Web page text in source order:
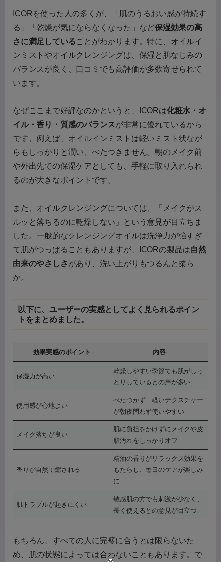
ICORを使った人の多くが、「肌のうるおい感が持続す
る」「乾燥が気にならなくなった」など保湿効果の高
さに満足していることがわかります。特に、オイルイ
ンミストやオイルクレンジングは、保湿と肌なじみの
バランスが良く、口コミでも高評価が多数寄せられて
います。
なぜここまで好評なのかというと、ICORは化粧水・オ
イル・香り・質感のバランスが非常に優れているから
です。例えば、オイルインミストは軽いミスト状なが
らもしっかりと潤い、べたつきません。朝のメイク前
や外出先での保湿ケアとしても、手軽に取り入れられ
るのが大きなポイントです。
また、オイルクレンジングについては、「メイクがス
ルッと落ちるのに乾燥しない」という意見が目立ちま
した。一般的なクレンジングオイルは洗浄力が強すぎ
て肌がつっぱることもありますが、ICORの製品は自然
由来のやさしさがあり、洗い上がりもつるんと柔ら
か。
以下に、ユーザーの実感としてよく見られるポイン
トをまとめました。
効果実感のポイント 内容
保湿力が高い
乾燥しやすい季節でも肌がしっ
とりしているとの声が多い
使用感が心地よい
べたつかず、軽いテクスチャー
が朝夜問わず使いやすい
メイク落ちが良い
肌に負担をかけずにメイクや皮
脂汚れをしっかりオフ
香りが自然で癒される
精油の香りがリラックス効果を
もたらし、毎日のケアが楽しみ
に
肌トラブルが起きにくい
敏感肌の方でも刺激が少なく、
長く使えるとの意見が目立つ
もちろん、すべての人に完璧に合うとは限らないた
め、肌の状態によっては合わないこともあります。で